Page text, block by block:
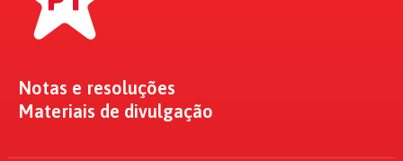
Notas e resoluções
Materiais de divulgação